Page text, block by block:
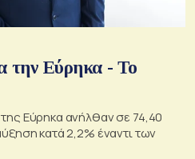
την Εύρηκα - Το
Εύρηκα ανήλθαν σε 74,40
κατά 2,2% έναντι των